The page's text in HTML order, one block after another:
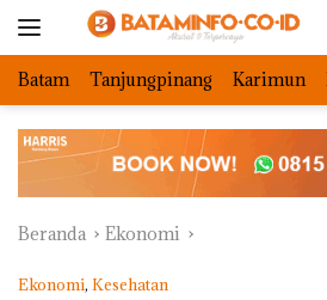
Batam Tanjungpinang Karimun
Beranda Ekonomi
Ekonomi, Kesehatan